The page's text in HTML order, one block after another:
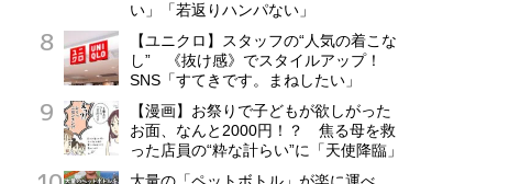
い」「若返りハンパない」
【ユニクロ】スタッフの“人気の着こな
し” 《抜け感》でスタイルアップ！
SNS「すてきです。まねしたい」
【漫画】お祭りで子どもが欲しがった
お面、なんと2000円！？ 焦る母を救
った店員の“粋な計らい”に「天使降臨」